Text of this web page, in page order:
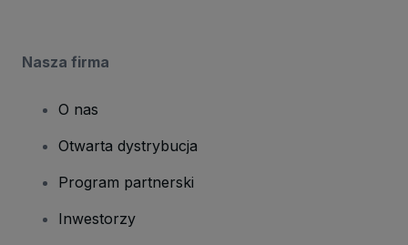
Nasza firma
O nas
Otwarta dystrybucja
Program partnerski
Inwestorzy